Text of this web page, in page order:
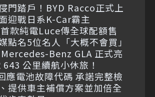
門踏戶！BYD Racco正式上
戰日系K-Car霸主
款純電Luce傳全球配額售
名5位名人「大概不會買」
Benz GLA 正式亮
公里續航小休旅！
應電池故障代碼 承諾完整檢
提供車主補償方案並加倍全